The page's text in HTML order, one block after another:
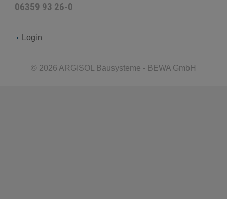
06359 93 26-0
Login
© 2026 ARGISOL Bausysteme - BEWA GmbH